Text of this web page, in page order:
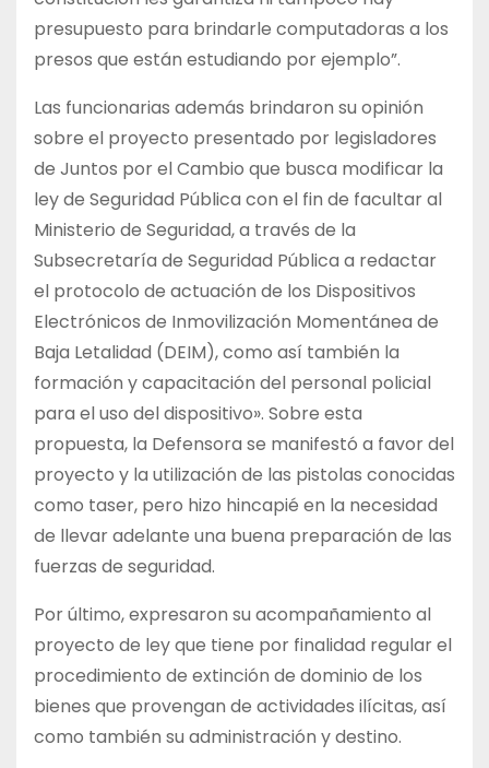
presupuesto para brindarle computadoras a los
presos que están estudiando por ejemplo”.
Las funcionarias además brindaron su opinión
sobre el proyecto presentado por legisladores
de Juntos por el Cambio que busca modificar la
ley de Seguridad Pública con el fin de facultar al
Ministerio de Seguridad, a través de la
Subsecretaría de Seguridad Pública a redactar
el protocolo de actuación de los Dispositivos
Electrónicos de Inmovilización Momentánea de
Baja Letalidad (DEIM), como así también la
formación y capacitación del personal policial
para el uso del dispositivo». Sobre esta
propuesta, la Defensora se manifestó a favor del
proyecto y la utilización de las pistolas conocidas
como taser, pero hizo hincapié en la necesidad
de llevar adelante una buena preparación de las
fuerzas de seguridad.
Por último, expresaron su acompañamiento al
proyecto de ley que tiene por finalidad regular el
procedimiento de extinción de dominio de los
bienes que provengan de actividades ilícitas, así
como también su administración y destino.